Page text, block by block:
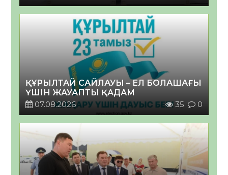
ҚҰРЫЛТАЙ САЙЛАУЫ – ЕЛ БОЛАШАҒЫ
ҮШІН ЖАУАПТЫ ҚАДАМ
07.08.2026
35 0